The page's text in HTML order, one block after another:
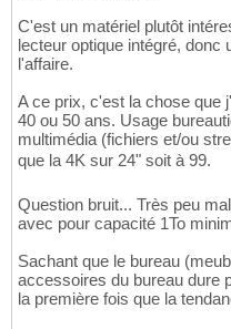
C'est un matériel plutôt
lecteur optique intégré, donc
l'affaire.
A ce prix, c'est la chose que
40 ou 50 ans. Usage
multimédia (fichiers et/ou
que la 4K sur 24" soit à 99.
Question bruit... Très peu
avec pour capacité 1To
Sachant que le bureau
accessoires du bureau dure
la première fois que la